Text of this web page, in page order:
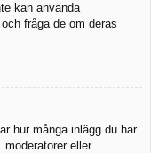
kan använda
fråga de om deras
hur många inlägg du har
eller